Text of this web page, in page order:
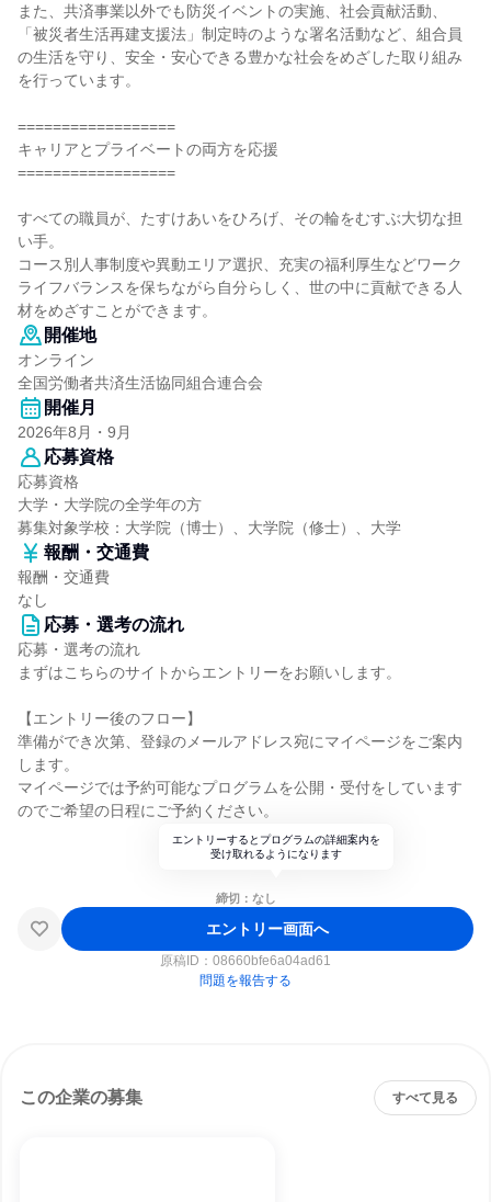
また、共済事業以外でも防災イベントの実施、社会貢献活動、
「被災者生活再建支援法」制定時のような署名活動など、組合員
の生活を守り、安全・安心できる豊かな社会をめざした取り組み
を行っています。
==================
キャリアとプライベートの両方を応援
==================
すべての職員が、たすけあいをひろげ、その輪をむすぶ大切な担
い手。
コース別人事制度や異動エリア選択、充実の福利厚生などワーク
ライフバランスを保ちながら自分らしく、世の中に貢献できる人
材をめざすことができます。
開催地
オンライン
全国労働者共済生活協同組合連合会
開催月
2026年8月・9月
応募資格
応募資格
大学・大学院の全学年の方
募集対象学校：大学院（博士）、大学院（修士）、大学
報酬・交通費
報酬・交通費
なし
応募・選考の流れ
応募・選考の流れ
まずはこちらのサイトからエントリーをお願いします。
【エントリー後のフロー】
準備ができ次第、登録のメールアドレス宛にマイページをご案内
します。
マイページでは予約可能なプログラムを公開・受付をしています
のでご希望の日程にご予約ください。
エントリーするとプログラムの詳細案内を
受け取れるようになります
締切：なし
エントリー画面へ
原稿ID： 08660bfe6a04ad61
問題を報告する
この企業の募集 すべて見る